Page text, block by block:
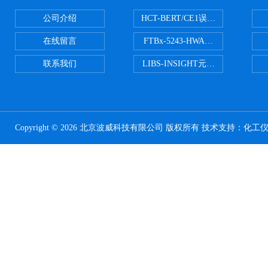
公司介绍
在线留言
联系我们
HCT-BERT/CE1误码测试仪
FTBx-5243-HWA光谱分析仪
LIBS-INSIGHT元素光谱分析仪
Copyright © 2026 北京波威科技有限公司 版权所有 技术支持： 化工